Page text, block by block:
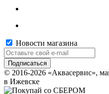
Новости магазина
© 2016-2026 «Аквасервис»,
в Ижевске